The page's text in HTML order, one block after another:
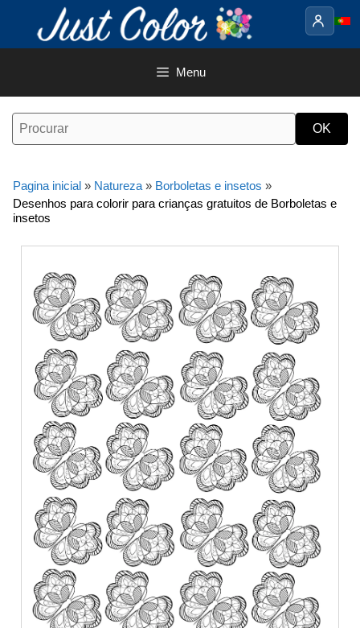
o
Menu
Pagina inicial » Natureza » Borboletas e insetos »
Desenhos para colorir para crianças gratuitos de Borboletas e
insetos